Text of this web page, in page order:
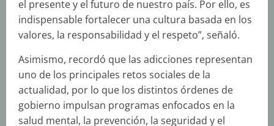
el presente y el futuro de nuestro país. Por ello, es
indispensable fortalecer una cultura basada en los
valores, la responsabilidad y el respeto”, señaló.
Asimismo, recordó que las adicciones representan
uno de los principales retos sociales de la
actualidad, por lo que los distintos órdenes de
gobierno impulsan programas enfocados en la
salud mental, la prevención, la seguridad y el